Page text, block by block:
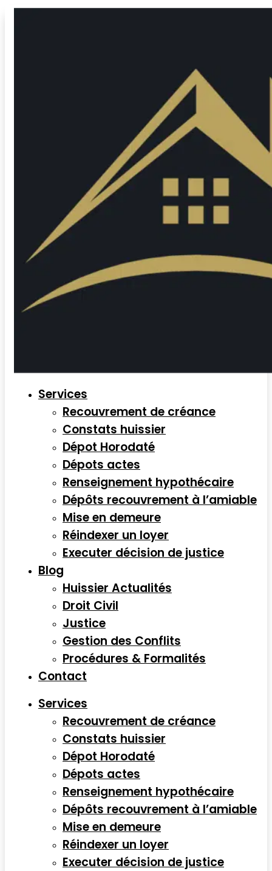
Services
Recouvrement de créance
Constats huissier
Dépot Horodaté
Dépots actes
Renseignement hypothécaire
Dépôts recouvrement à l’amiable
Mise en demeure
Réindexer un loyer
Executer décision de justice
Blog
Huissier Actualités
Droit Civil
Justice
Gestion des Conflits
Procédures & Formalités
Contact
Services
Recouvrement de créance
Constats huissier
Dépot Horodaté
Dépots actes
Renseignement hypothécaire
Dépôts recouvrement à l’amiable
Mise en demeure
Réindexer un loyer
Executer décision de justice